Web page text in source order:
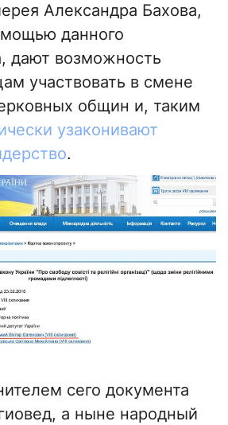
Александра Бахова,
данного
дают возможность
участвовать в смене
общин и, таким
узаконивают
.
сего документа
а ныне народный